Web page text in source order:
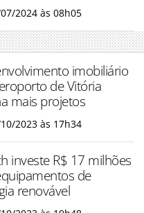
2024 às 08h05
imobiliário
de Vitória
mais projetos
2023 às 17h34
investe R$ 17 milhões
de
renovável